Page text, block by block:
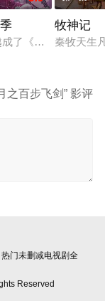
惜在身怀六甲之
了《恶魔宠妃》中
牧神记
秦牧天生
之百步飞剑” 影评
门未删减电视剧全
Reserved